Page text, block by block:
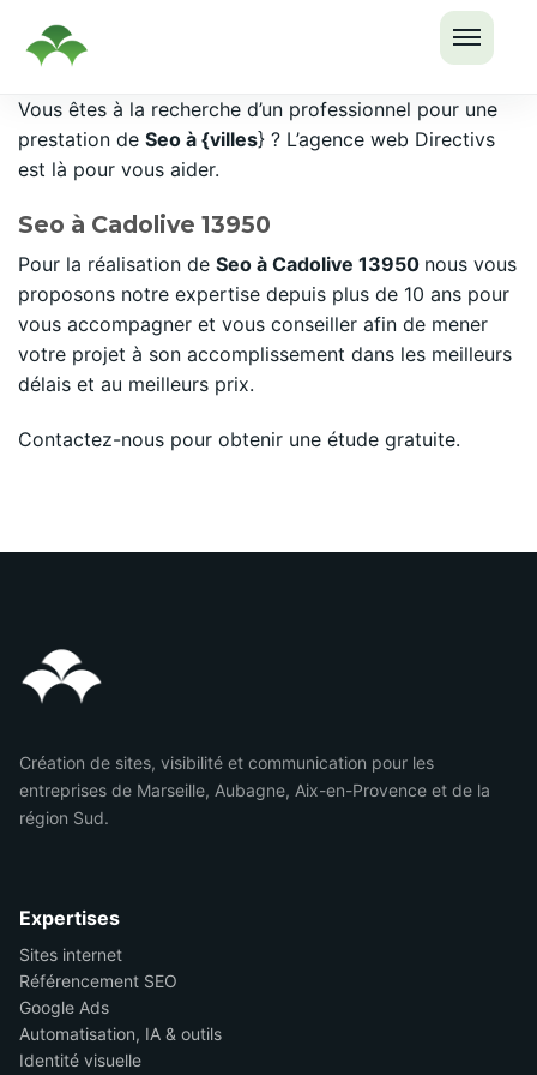
LE
Passer
au
contenu
Vous êtes à la recherche d’un professionnel pour une
prestation de Seo à {villes} ? L’agence web Directivs
est là pour vous aider.
Seo à Cadolive 13950
Pour la réalisation de Seo à Cadolive 13950 nous vous
proposons notre expertise depuis plus de 10 ans pour
vous accompagner et vous conseiller afin de mener
votre projet à son accomplissement dans les meilleurs
délais et au meilleurs prix.
Contactez-nous pour obtenir une étude gratuite.
Création de sites, visibilité et communication pour les
entreprises de Marseille, Aubagne, Aix-en-Provence et de la
région Sud.
Expertises
Sites internet
Référencement SEO
Google Ads
Automatisation, IA & outils
Identité visuelle